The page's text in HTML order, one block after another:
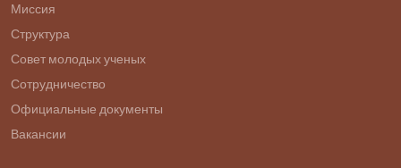
Миссия
Структура
Совет молодых ученых
Сотрудничество
Официальные документы
Вакансии